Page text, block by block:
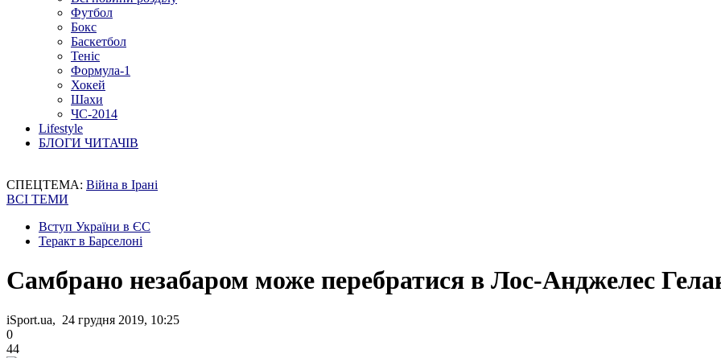
Футбол
Бокс
Баскетбол
Теніс
Формула-1
Хокей
Шахи
ЧС-2014
Lifestyle
БЛОГИ ЧИТАЧІВ
СПЕЦТЕМА: Війна в Ірані
ВСІ ТЕМИ
Вступ України в ЄС
Теракт в Барселоні
Самбрано незабаром може перебратися в Лос-Анджелес
iSport.ua, 24 грудня 2019, 10:25
0
44